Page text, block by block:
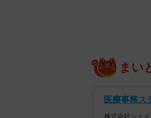
まい
医療事務ス
株式会社シェ